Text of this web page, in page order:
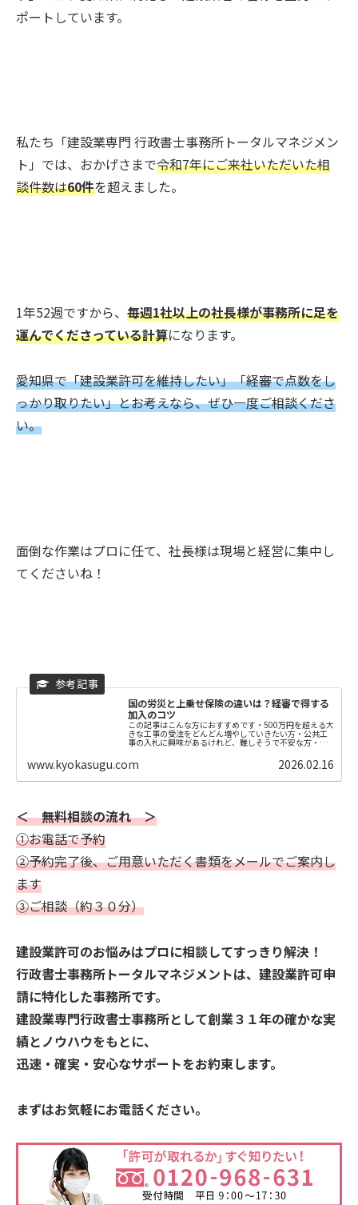
ポートしています。
私たち「建設業専門 行政書士事務所トータルマネジメン
ト」では、おかげさまで令和7年にご来社いただいた相
談件数は60件を超えました。
1年52週ですから、 毎週1社以上の社長様が事務所に足を
運んでくださっている計算になります。
愛知県で「建設業許可を維持したい」「経審で点数をし
っかり取りたい」とお考えなら、ぜひ一度ご相談くださ
い。
面倒な作業はプロに任て、社長様は現場と経営に集中し
てくださいね！
国の労災と上乗せ保険の違いは？経審で得する
加入のコツ
この記事はこんな方におすすめです・500万円を超える大
きな工事の受注をどんどん増やしていきたい方・公共工
事の入札に興味があるけれど、難しそうで不安な方・
www.kyokasugu.com 2026.02.16
＜ 無料相談の流れ ＞
①お電話で予約
②予約完了後、ご用意いただく書類をメールでご案内し
ます
③ご相談（約３０分）
建設業許可のお悩みはプロに相談してすっきり解決！
行政書士事務所トータルマネジメントは、建設業許可申
請に特化した事務所です。
建設業専門行政書士事務所として創業３１年の確かな実
績とノウハウをもとに、
迅速・確実・安心なサポートをお約束します。
まずはお気軽にお電話ください。